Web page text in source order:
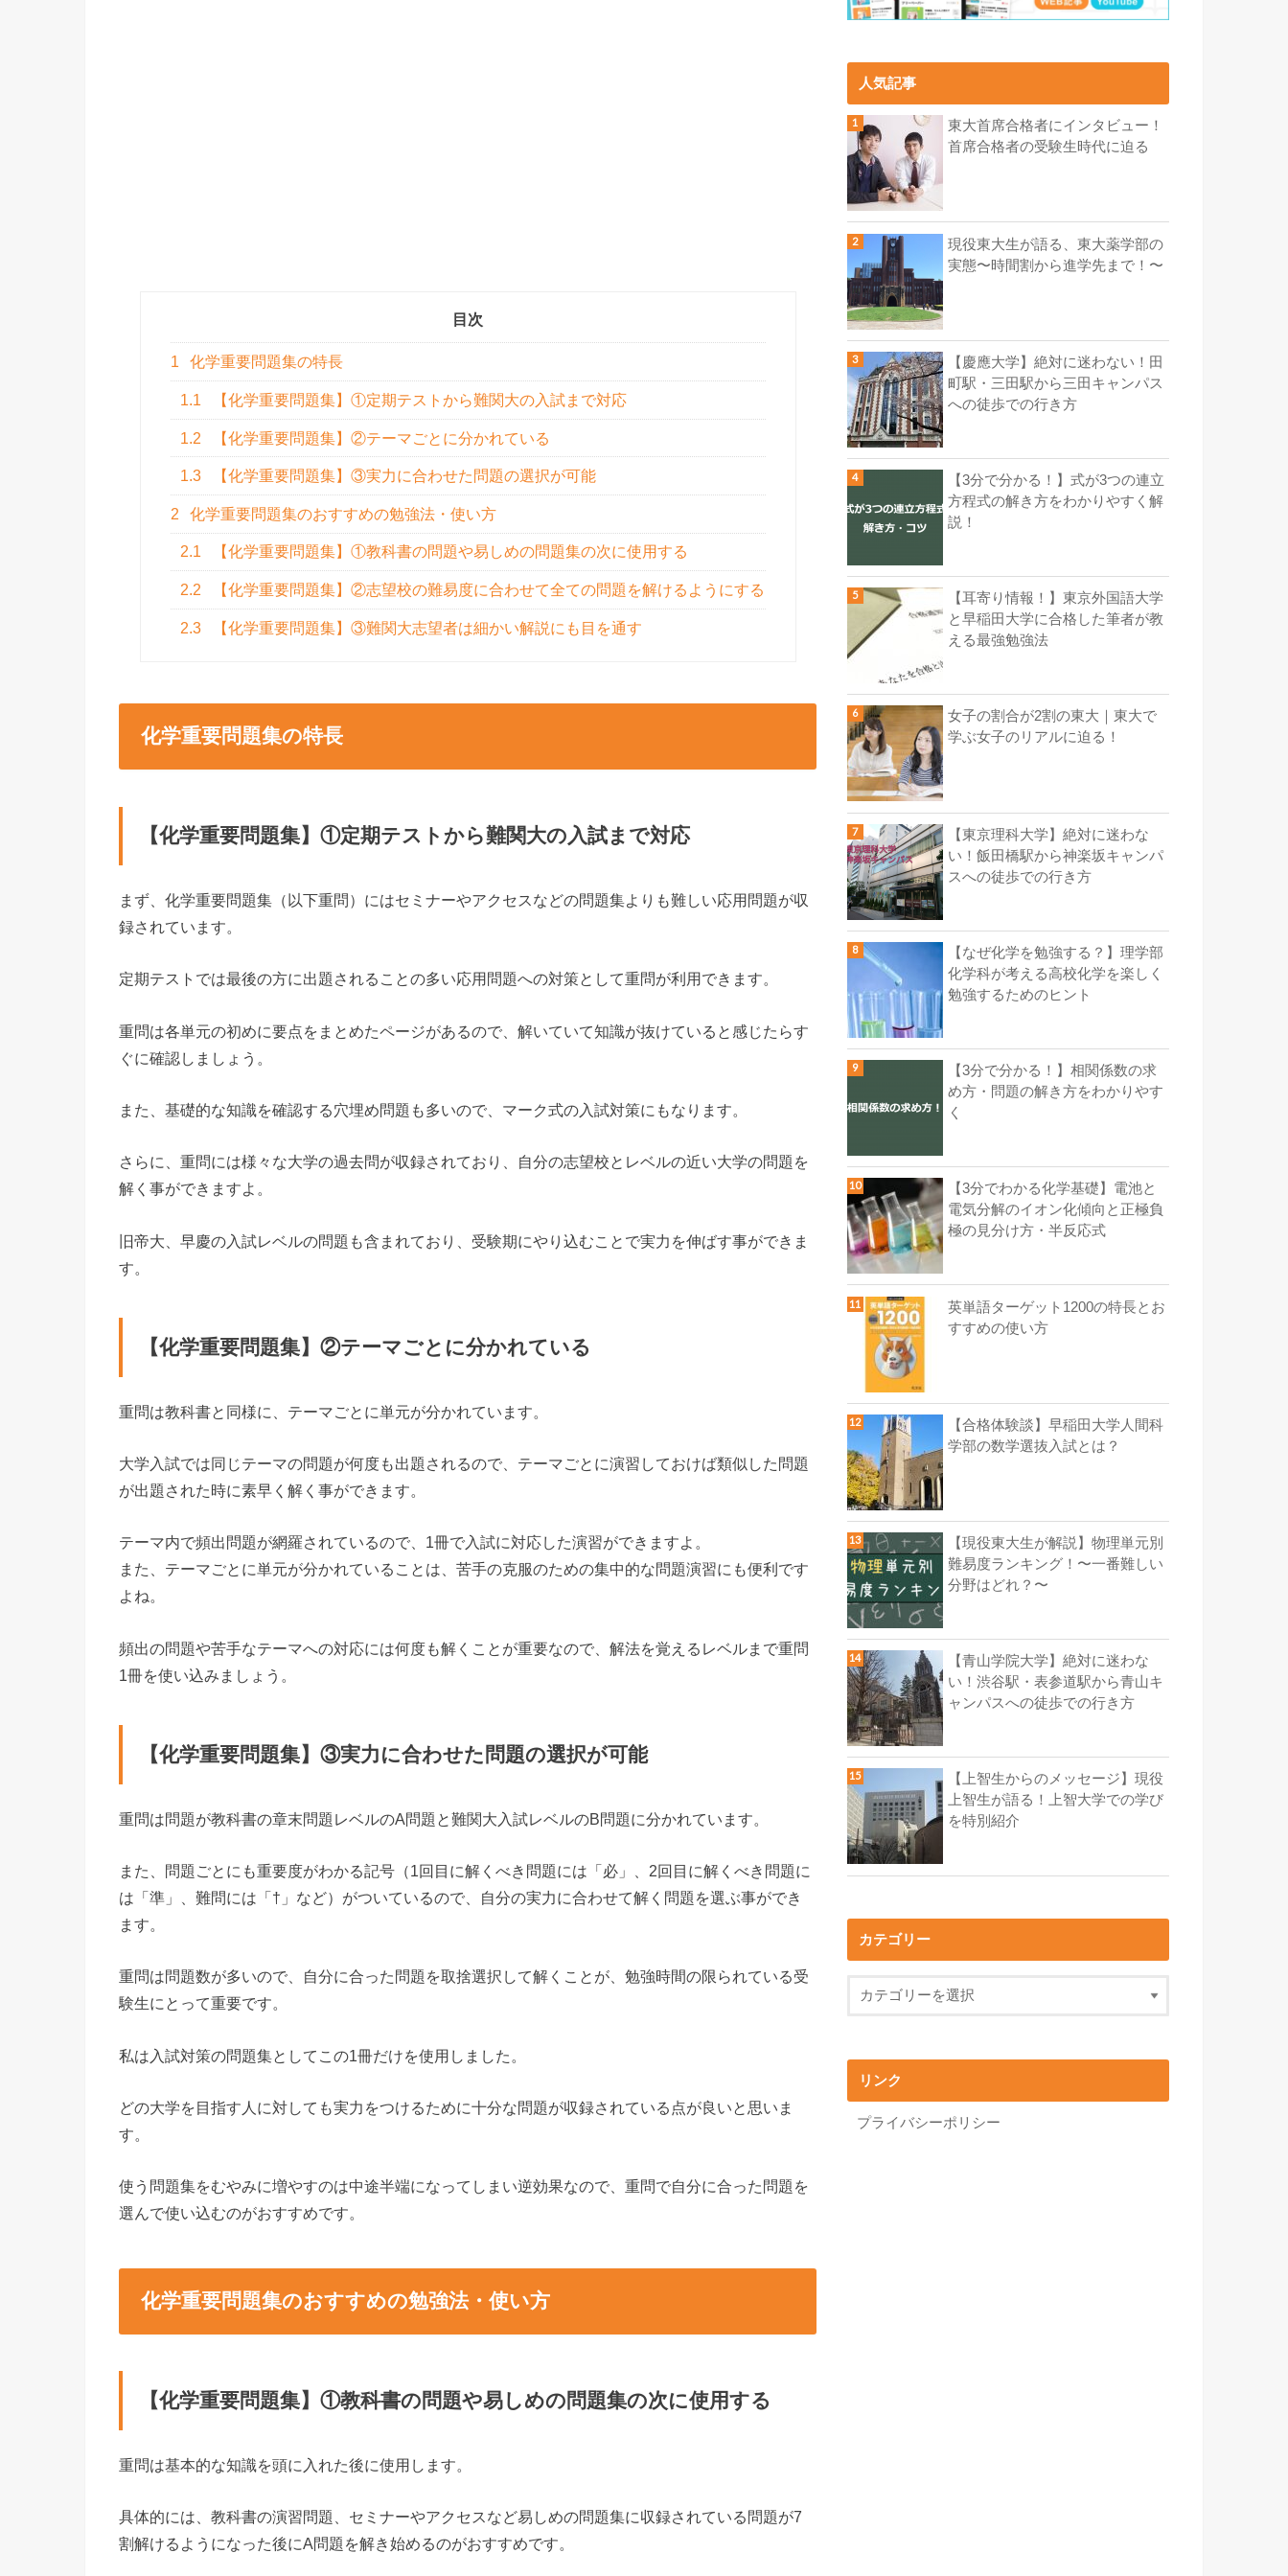
目次
1 化学重要問題集の特長
1.1 【化学重要問題集】①定期テストから難関大の入試まで対応
1.2 【化学重要問題集】②テーマごとに分かれている
1.3 【化学重要問題集】③実力に合わせた問題の選択が可能
2 化学重要問題集のおすすめの勉強法・使い方
2.1 【化学重要問題集】①教科書の問題や易しめの問題集の次に使用する
2.2 【化学重要問題集】②志望校の難易度に合わせて全ての問題を解けるようにする
2.3 【化学重要問題集】③難関大志望者は細かい解説にも目を通す
化学重要問題集の特長
【化学重要問題集】①定期テストから難関大の入試まで対応
まず、化学重要問題集（以下重問）にはセミナーやアクセスなどの問題集よりも難しい応用問題が収
録されています。
定期テストでは最後の方に出題されることの多い応用問題への対策として重問が利用できます。
重問は各単元の初めに要点をまとめたページがあるので、解いていて知識が抜けていると感じたらす
ぐに確認しましょう。
また、基礎的な知識を確認する穴埋め問題も多いので、マーク式の入試対策にもなります。
さらに、重問には様々な大学の過去問が収録されており、自分の志望校とレベルの近い大学の問題を
解く事ができますよ。
旧帝大、早慶の入試レベルの問題も含まれており、受験期にやり込むことで実力を伸ばす事ができま
す。
【化学重要問題集】②テーマごとに分かれている
重問は教科書と同様に、テーマごとに単元が分かれています。
大学入試では同じテーマの問題が何度も出題されるので、テーマごとに演習しておけば類似した問題
が出題された時に素早く解く事ができます。
テーマ内で頻出問題が網羅されているので、1冊で入試に対応した演習ができますよ。
また、テーマごとに単元が分かれていることは、苦手の克服のための集中的な問題演習にも便利です
よね。
頻出の問題や苦手なテーマへの対応には何度も解くことが重要なので、解法を覚えるレベルまで重問
1冊を使い込みましょう。
【化学重要問題集】③実力に合わせた問題の選択が可能
重問は問題が教科書の章末問題レベルのA問題と難関大入試レベルのB問題に分かれています。
また、問題ごとにも重要度がわかる記号（1回目に解くべき問題には「必」、2回目に解くべき問題に
は「準」、難問には「†」など）がついているので、自分の実力に合わせて解く問題を選ぶ事ができ
ます。
重問は問題数が多いので、自分に合った問題を取捨選択して解くことが、勉強時間の限られている受
験生にとって重要です。
私は入試対策の問題集としてこの1冊だけを使用しました。
どの大学を目指す人に対しても実力をつけるために十分な問題が収録されている点が良いと思いま
す。
使う問題集をむやみに増やすのは中途半端になってしまい逆効果なので、重問で自分に合った問題を
選んで使い込むのがおすすめです。
化学重要問題集のおすすめの勉強法・使い方
【化学重要問題集】①教科書の問題や易しめの問題集の次に使用する
重問は基本的な知識を頭に入れた後に使用します。
具体的には、教科書の演習問題、セミナーやアクセスなど易しめの問題集に収録されている問題が7
割解けるようになった後にA問題を解き始めるのがおすすめです。
人気記事
東大首席合格者にインタビュー！
首席合格者の受験生時代に迫る
現役東大生が語る、東大薬学部の
実態〜時間割から進学先まで！〜
【慶應大学】絶対に迷わない！田
町駅・三田駅から三田キャンパス
への徒歩での行き方
【3分で分かる！】式が3つの連立
方程式の解き方をわかりやすく解
説！
【耳寄り情報！】東京外国語大学
と早稲田大学に合格した筆者が教
える最強勉強法
女子の割合が2割の東大｜東大で
学ぶ女子のリアルに迫る！
【東京理科大学】絶対に迷わな
い！飯田橋駅から神楽坂キャンパ
スへの徒歩での行き方
【なぜ化学を勉強する？】理学部
化学科が考える高校化学を楽しく
勉強するためのヒント
【3分で分かる！】相関係数の求
め方・問題の解き方をわかりやす
く
【3分でわかる化学基礎】電池と
電気分解のイオン化傾向と正極負
極の見分け方・半反応式
英単語ターゲット1200の特長とお
すすめの使い方
【合格体験談】早稲田大学人間科
学部の数学選抜入試とは？
【現役東大生が解説】物理単元別
難易度ランキング！〜一番難しい
分野はどれ？〜
【青山学院大学】絶対に迷わな
い！渋谷駅・表参道駅から青山キ
ャンパスへの徒歩での行き方
【上智生からのメッセージ】現役
上智生が語る！上智大学での学び
を特別紹介
カテゴリー
リンク
プライバシーポリシー